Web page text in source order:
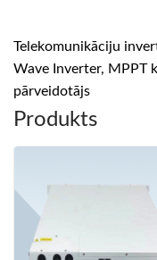
Telekomunikāciju
Wave Inverter, MPPT
pārveidotājs
Produkts